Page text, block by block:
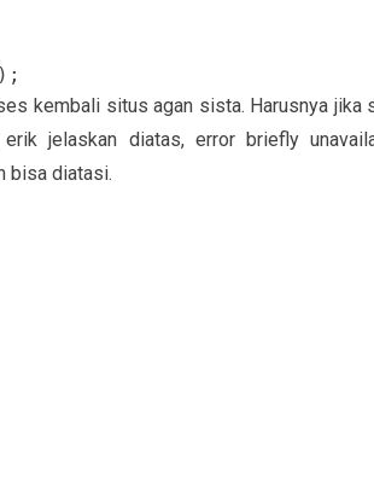
kembali situs agan sista. Harusnya jika
jelaskan diatas, error briefly
bisa diatasi.